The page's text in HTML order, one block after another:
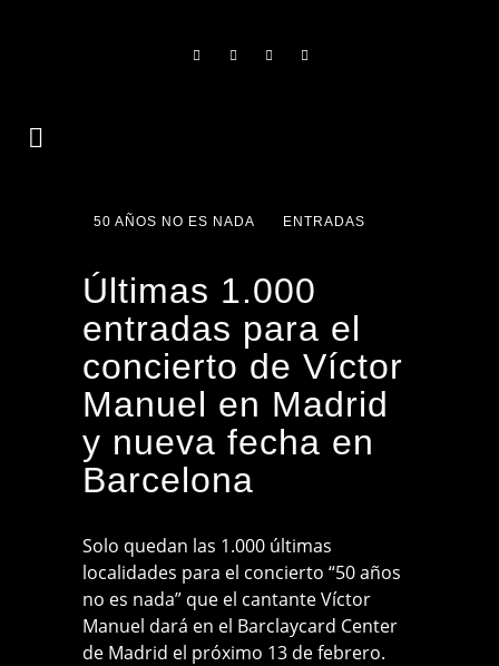
50 AÑOS NO ES NADA ENTRADAS
Últimas 1.000
entradas para el
concierto de Víctor
Manuel en Madrid
y nueva fecha en
Barcelona
Solo quedan las 1.000 últimas
localidades para el concierto “50 años
no es nada” que el cantante Víctor
Manuel dará en el Barclaycard Center
de Madrid el próximo 13 de febrero.